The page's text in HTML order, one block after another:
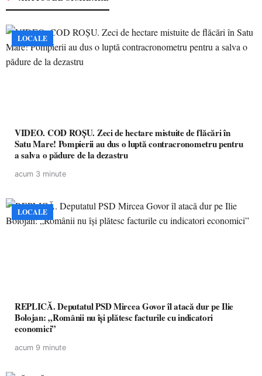
LOCALE
VIDEO. COD ROȘU. Zeci de hectare mistuite de flăcări în
Satu Mare! Pompierii au dus o luptă contracronometru pentru
a salva o pădure de la dezastru
acum 3 minute
LOCALE
REPLICĂ. Deputatul PSD Mircea Govor îl atacă dur pe Ilie
Bolojan: „Românii nu își plătesc facturile cu indicatori
economici”
acum 9 minute